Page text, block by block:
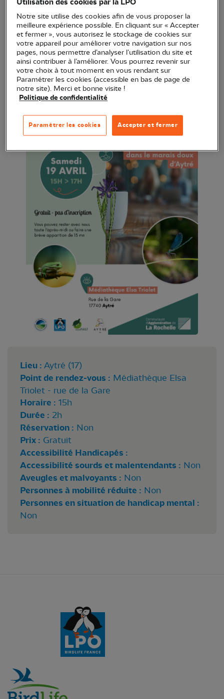
les animaux et les plantes que l’on observe dans le
marais doux d’Aytré.
De 15h à 17h, vous pouvez rester avec nous toute
l’après-midi ou faire une brève apparition de 15 mn.
Lieu : Aytré (17)
Point de rendez-vous : Médiathèque Elsa
Triolet - rue de la Gare
Horaire : 15h
Durée : 2h
Réservation : Non
Prix : Gratuit
Accessibilité Handicapés :
Accessibilité sourds et malentendants : Non
Aveugles et malvoyants : Non
Personnes à mobilité réduite : Non
Personnes en situation de handicap mental :
Non
Utilisation des cookies par la LPO
Notre site utilise des cookies afin de vous proposer la
meilleure expérience possible. En cliquant sur « Accepter
et fermer », vous autorisez le stockage de cookies sur
votre appareil pour améliorer votre navigation sur nos
pages, nous permettre d’analyser l’utilisation du site et
ainsi contribuer à l’améliorer. Vous pourrez revenir sur
votre choix à tout moment en vous rendant sur
Paramétrer les cookies (accessible en bas de page de
notre site). Merci et bonne visite !
Politique de confidentialité
Accepter et fermer
Paramétrer les cookies